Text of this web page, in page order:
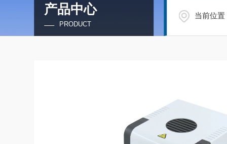
产品中心
PRODUCT
当前位置